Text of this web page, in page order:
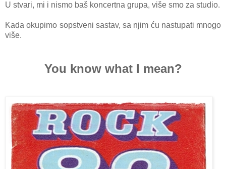
U stvari, mi i nismo baš koncertna grupa, više smo za studio.
Kada okupimo sopstveni sastav, sa njim ću nastupati mnogo
više.
You know what I mean?